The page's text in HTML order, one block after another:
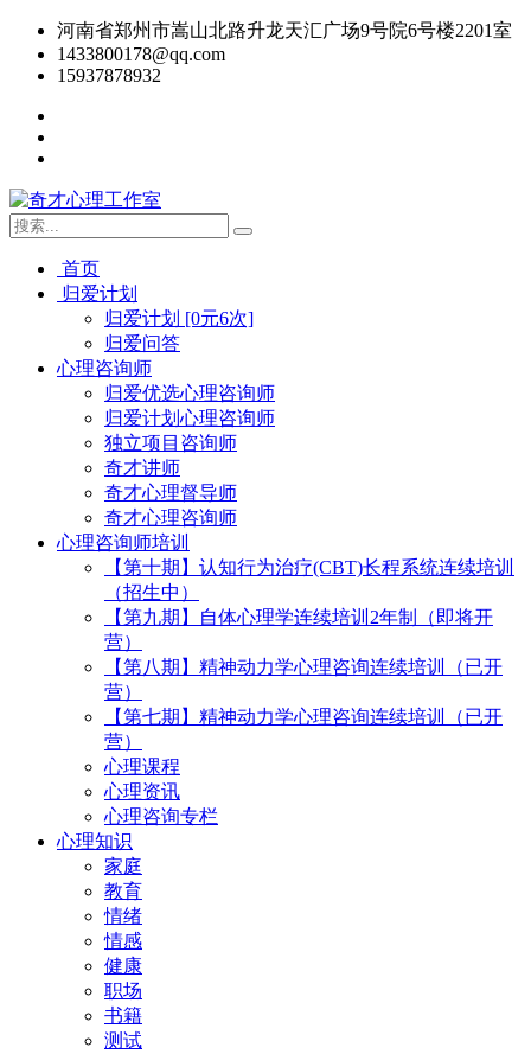
河南省郑州市嵩山北路升龙天汇广场9号院6号楼2201室
1433800178@qq.com
15937878932
首页
归爱计划
归爱计划 [0元6次]
归爱问答
心理咨询师
归爱优选心理咨询师
归爱计划心理咨询师
独立项目咨询师
奇才讲师
奇才心理督导师
奇才心理咨询师
心理咨询师培训
【第十期】认知行为治疗(CBT)长程系统连续培训
（招生中）
【第九期】自体心理学连续培训2年制（即将开
营）
【第八期】精神动力学心理咨询连续培训（已开
营）
【第七期】精神动力学心理咨询连续培训（已开
营）
心理课程
心理资讯
心理咨询专栏
心理知识
家庭
教育
情绪
情感
健康
职场
书籍
测试